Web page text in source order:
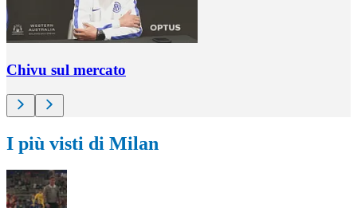
Chivu sul mercato
I più visti di Milan